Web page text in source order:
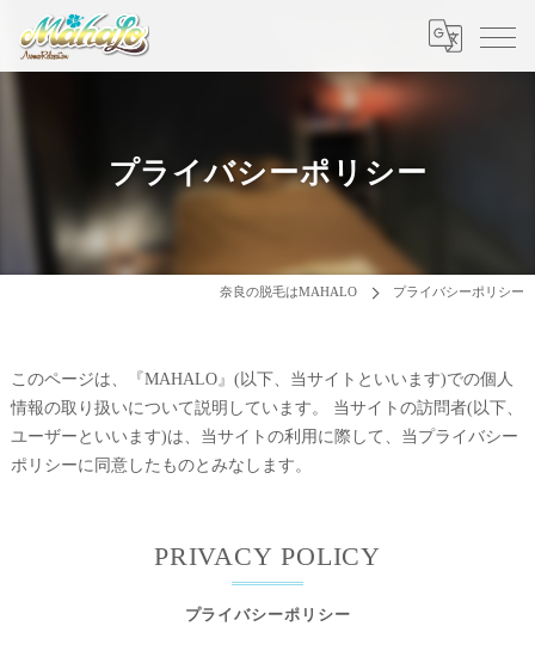
プライバシーポリシー
奈良の脱毛はMAHALO プライバシーポリシー
このページは、『MAHALO』(以下、当サイトといいます)での個人
情報の取り扱いについて説明しています。 当サイトの訪問者(以下、
ユーザーといいます)は、当サイトの利用に際して、当プライバシー
ポリシーに同意したものとみなします。
プライバシーポリシー
PRIVACY POLICY